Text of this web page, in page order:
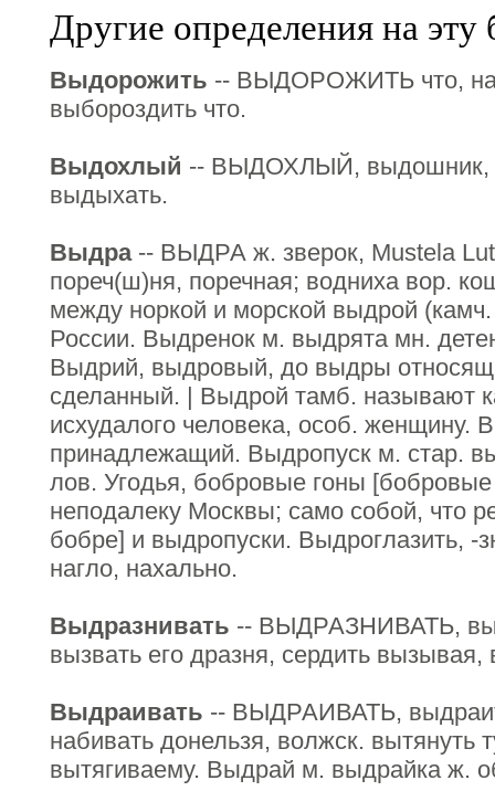
Другие определения на эту
Выдорожить -- ВЫДОРОЖИТЬ что,
выбороздить что.
Выдохлый -- ВЫДОХЛЫЙ, выдошник,
выдыхать.
Выдра-- ВЫДРА ж. зверок, Mustela
пореч(ш)ня, поречная; водниха вор.
между норкой и морской выдрой
России. Выдренок м. выдрята мн.
Выдрий, выдровый, до выдры
сделанный. | Выдрой тамб. называют
исхудалого человека, особ. женщину.
принадлежащий. Выдропуск м. стар.
лов. Угодья, бобровые гоны
неподалеку Москвы; само собой, что
бобре] и выдропуски. Выдроглазить, -
нагло, нахально.
Выдразнивать -- ВЫДРАЗНИВАТЬ,
вызвать его дразня, сердить
Выдраивать -- ВЫДРАИВАТЬ,
набивать донельзя, волжск. вытянуть
вытягиваему. Выдрай м. выдрайка ж.